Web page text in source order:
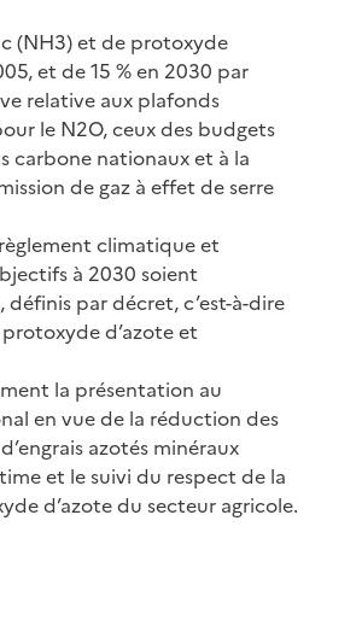
(NH3) et de protoxyde
et de 15 % en 2030 par
relative aux plafonds
le N2O, ceux des budgets
carbone nationaux et à la
de gaz à effet de serre
climatique et
à 2030 soient
par décret, c’est-à-dire
d’azote et
la présentation au
en vue de la réduction des
azotés minéraux
et le suivi du respect de la
d’azote du secteur agricole.